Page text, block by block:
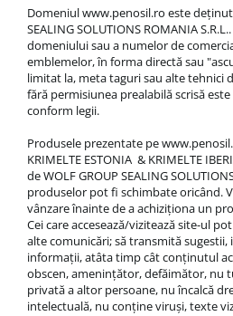
Domeniul www.penosil.ro este deținut
SEALING SOLUTIONS ROMANIA
domeniului sau a numelor de
emblemelor, în forma directă sau
limitat la, meta taguri sau alte tehnici
fără permisiunea prealabilă scrisă
conform legii.
Produsele prezentate pe
KRIMELTE ESTONIA & KRIMELTE
de WOLF GROUP SEALING
produselor pot fi schimbate oricând.
vânzare înainte de a achiziționa un
Cei care accesează/vizitează site-ul
alte comunicări; să transmită sugestii,
informații, atâta timp cât conținutul
obscen, amenințător, defăimător, nu
privată a altor persoane, nu încalcă
intelectuală, nu conține viruși, texte